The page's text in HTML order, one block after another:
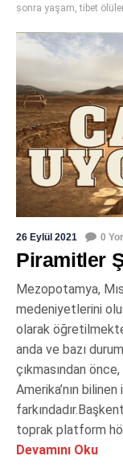
sonra yaşam,tibet
26 Eylül 2021 0
Piramitler
Mezopotamya,
medeniyetlerini
olarak
anda ve bazı
çıkmasından
Amerika’nın
toprak platform
Devamını Oku